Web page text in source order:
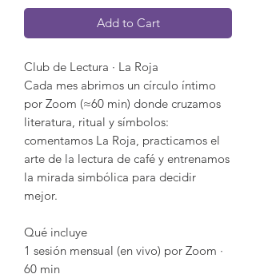
Add to Cart
Club de Lectura · La Roja
Cada mes abrimos un círculo íntimo
por Zoom (≈60 min) donde cruzamos
literatura, ritual y símbolos:
comentamos La Roja, practicamos el
arte de la lectura de café y entrenamos
la mirada simbólica para decidir
mejor.
Qué incluye
1 sesión mensual (en vivo) por Zoom ·
60 min